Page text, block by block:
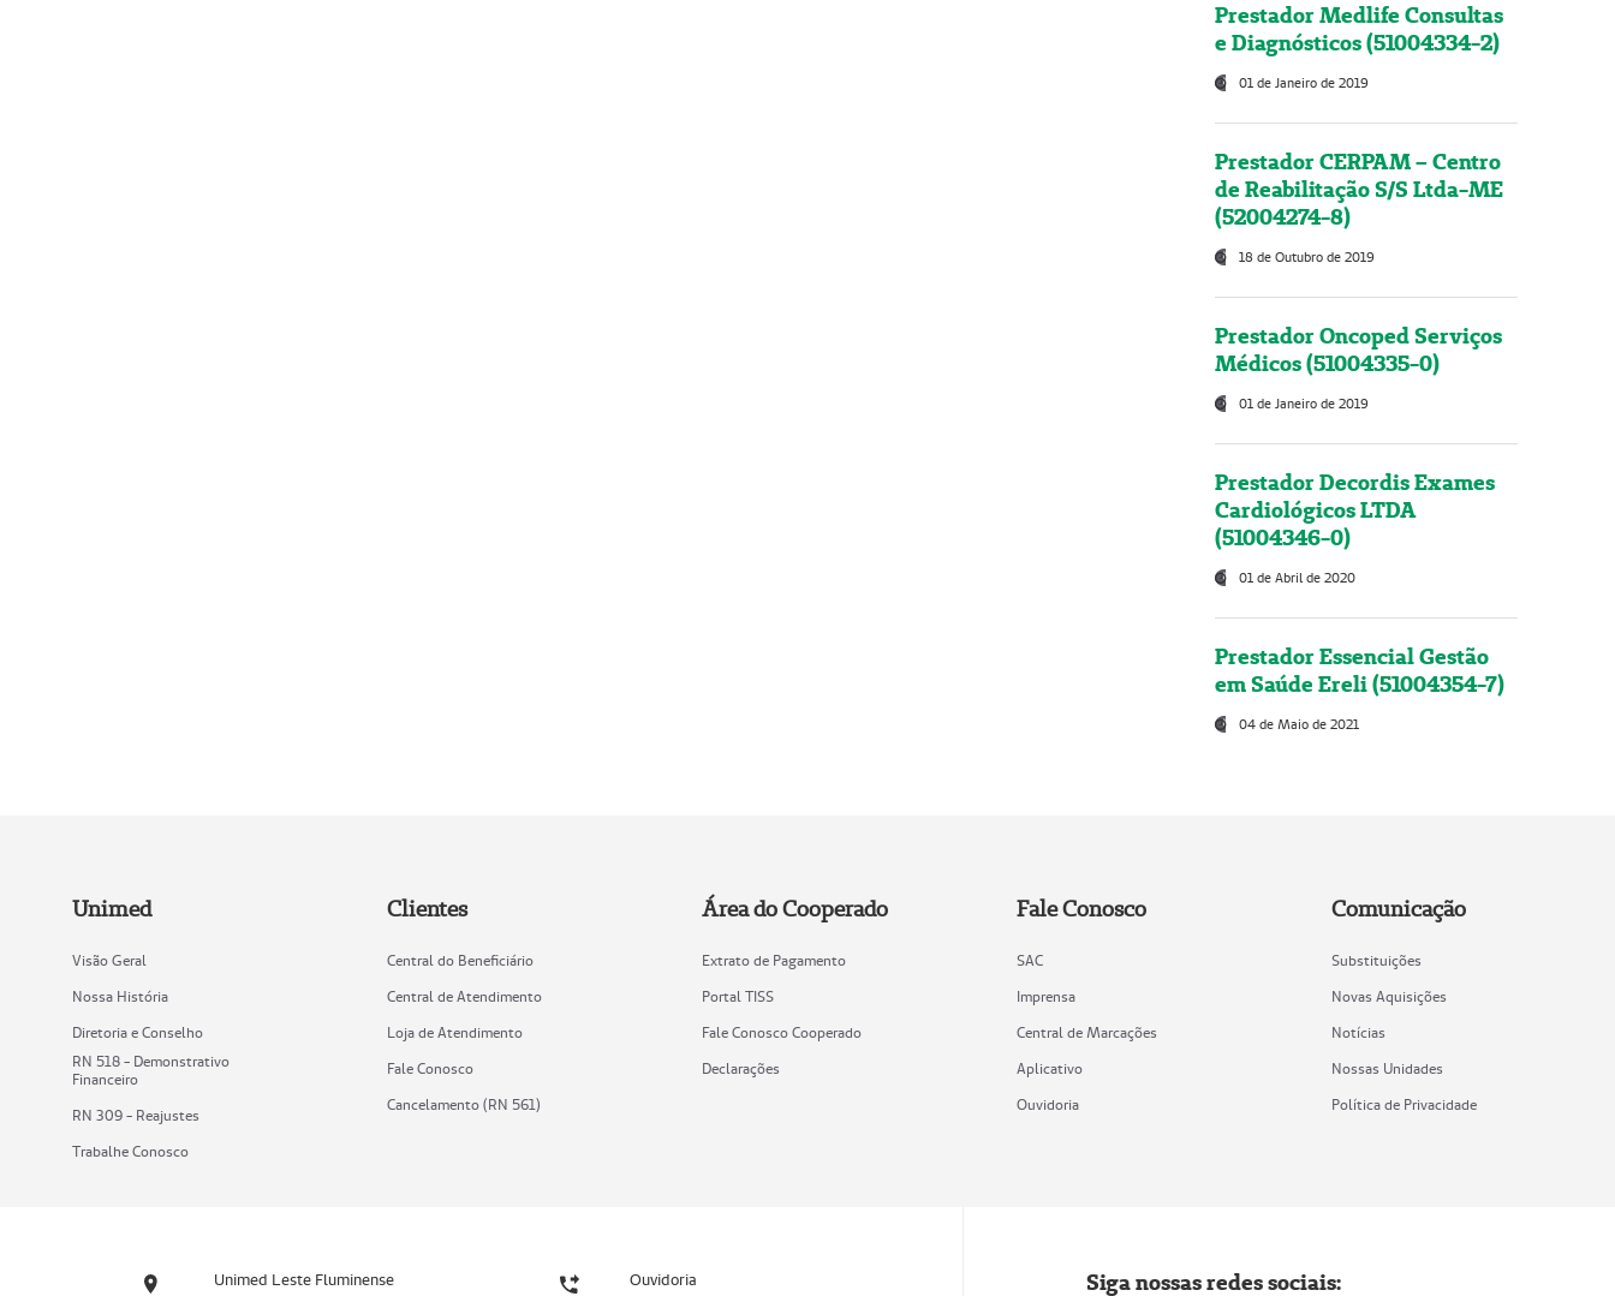
Prestador Medlife Consultas
e Diagnósticos (51004334-2)
01 de Janeiro de 2019
Prestador CERPAM – Centro
de Reabilitação S/S Ltda-ME
(52004274-8)
18 de Outubro de 2019
Prestador Oncoped Serviços
Médicos (51004335-0)
01 de Janeiro de 2019
Prestador Decordis Exames
Cardiológicos LTDA
(51004346-0)
01 de Abril de 2020
Prestador Essencial Gestão
em Saúde Ereli (51004354-7)
04 de Maio de 2021
Unimed
Visão Geral
Nossa História
Diretoria e Conselho
RN 518 - Demonstrativo
Financeiro
RN 309 - Reajustes
Trabalhe Conosco
Clientes
Central do Beneficiário
Central de Atendimento
Loja de Atendimento
Fale Conosco
Cancelamento (RN 561)
Área do Cooperado
Extrato de Pagamento
Portal TISS
Fale Conosco Cooperado
Declarações
Fale Conosco
SAC
Imprensa
Central de Marcações
Aplicativo
Ouvidoria
Comunicação
Substituições
Novas Aquisições
Notícias
Nossas Unidades
Política de Privacidade
Unimed Leste Fluminense Ouvidoria Siga nossas redes sociais: